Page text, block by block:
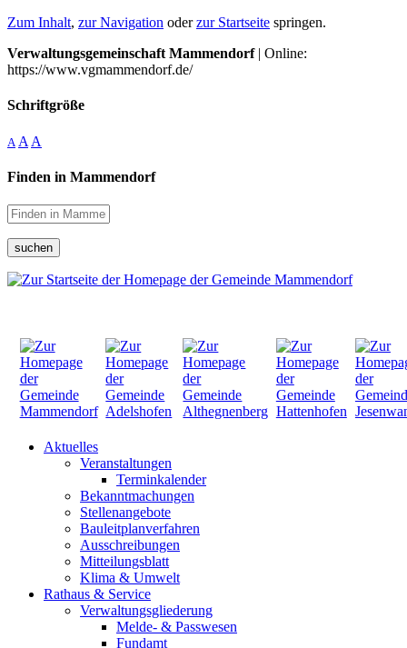
Zum Inhalt, zur Navigation oderzur Startseite springen.
Verwaltungsgemeinschaft Mammendorf| Online:
https://www.vgmammendorf.de/
Schriftgröße
A A A
Finden in Mammendorf
suchen
Aktuelles
Veranstaltungen
Terminkalender
Bekanntmachungen
Stellenangebote
Bauleitplanverfahren
Ausschreibungen
Mitteilungsblatt
Klima & Umwelt
Rathaus & Service
Verwaltungsgliederung
Melde- & Passwesen
Fundamt